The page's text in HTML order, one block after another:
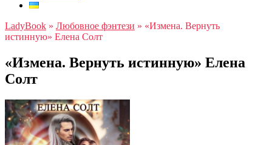
LadyBook » Любовное фэнтези » «Измена. Вернуть
истинную» Елена Солт
«Измена. Вернуть истинную» Елена
Солт